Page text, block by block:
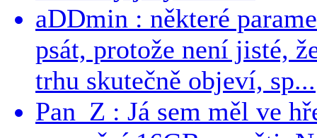
aDDmin : některé
psát, protože není jisté,
trhu skutečně objeví, sp...
Pan_Z : Já sem měl ve